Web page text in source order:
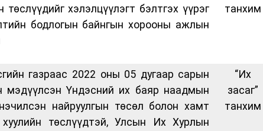
төслүүдийг хэлэлцүүлэгт бэлтгэх үүрэг
бодлогын байнгын хорооны ажлын
танхим
газраас 2022 оны 05 дугаар сарын
мэдүүлсэн Үндэсний их баяр наадмын
найруулгын төсөл болон хамт
төслүүдтэй, Улсын Их Хурлын
“Их
засаг”
танхим